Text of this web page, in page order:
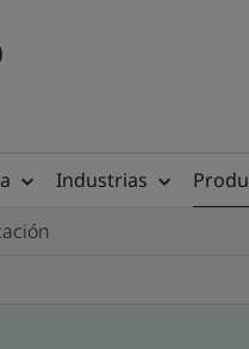
Industrias